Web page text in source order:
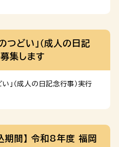
つどい」(成人の日記
集します
い」(成人の日記念行事)実行
間】 令和8年度 福岡